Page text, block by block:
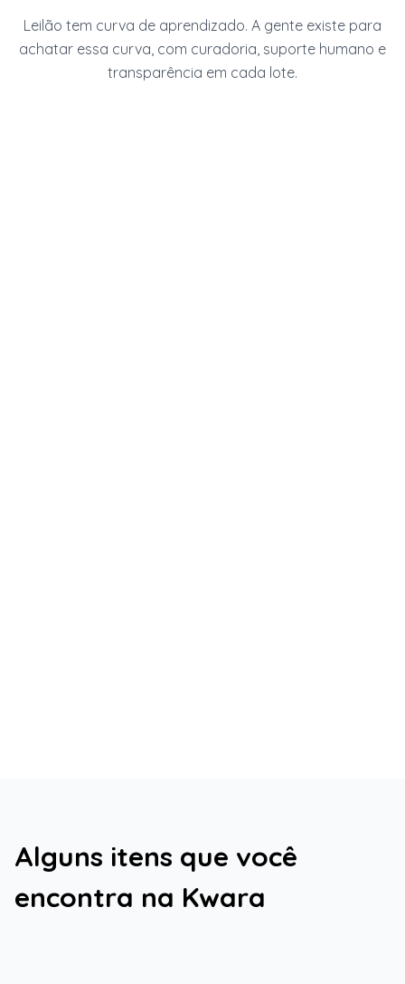
Leilão tem curva de aprendizado. A gente existe para
achatar essa curva, com curadoria, suporte humano e
transparência em cada lote.
Alguns itens que você
encontra na Kwara